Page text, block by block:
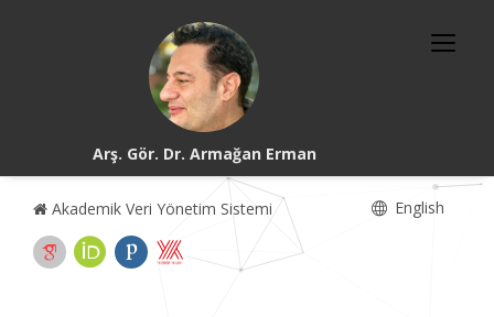
Arş. Gör. Dr. Armağan Erman
Akademik Veri Yönetim Sistemi English